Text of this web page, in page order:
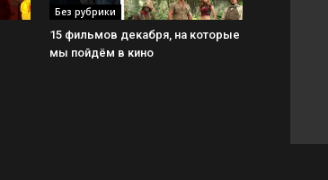
Без рубрики
15 фильмов декабря, на которые
мы пойдём в кино